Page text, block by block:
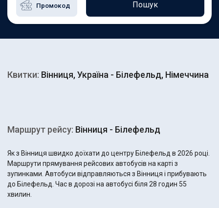
Пошук
Квитки: Вінниця, Україна - Білефельд, Німеччина
Маршрут рейсу: Вінниця - Білефельд
Як з Вінниця швидко доїхати до центру Білефельд в 2026 році.
Маршрути прямування рейсових автобусів на карті з
зупинками. Автобуси відправляються з Вінниця і прибувають
до Білефельд. Час в дорозі на автобусі біля 28 годин 55
хвилин.